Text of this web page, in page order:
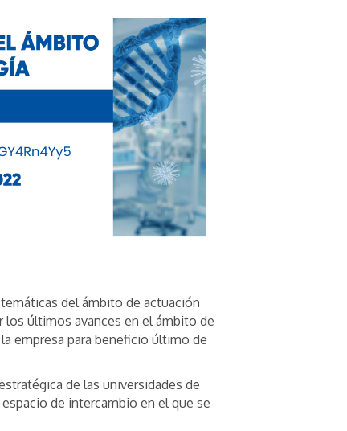
del ámbito de actuación
últimos avances en el ámbito de
empresa para beneficio último de
de las universidades de
de intercambio en el que se